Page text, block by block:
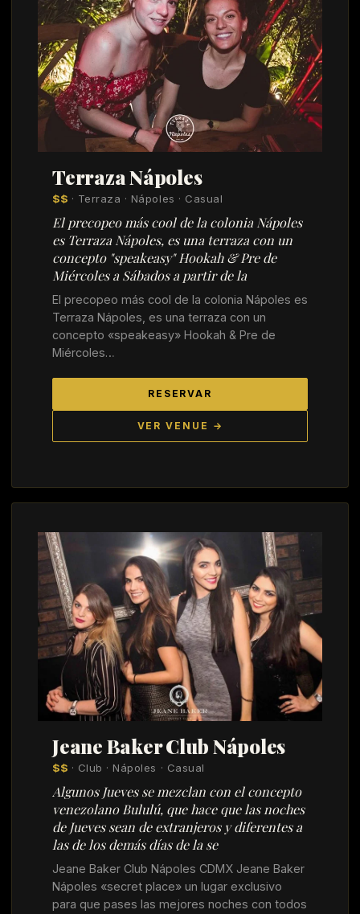
Terraza Nápoles
$$ · Terraza · Nápoles · Casual
El precopeo más cool de la colonia Nápoles
es Terraza Nápoles, es una terraza con un
concepto "speakeasy" Hookah & Pre de
Miércoles a Sábados a partir de la
El precopeo más cool de la colonia Nápoles es
Terraza Nápoles, es una terraza con un
concepto «speakeasy» Hookah & Pre de
Miércoles…
RESERVAR
VER VENUE →
Jeane Baker Club Nápoles
$$ · Club · Nápoles · Casual
Algunos Jueves se mezclan con el concepto
venezolano Bululú, que hace que las noches
de Jueves sean de extranjeros y diferentes a
las de los demás días de la se
Jeane Baker Club Nápoles CDMX Jeane Baker
Nápoles «secret place» un lugar exclusivo
para que pases las mejores noches con todos